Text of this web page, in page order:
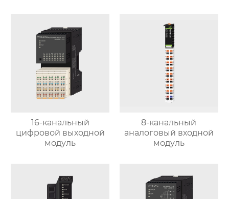
16-канальный
цифровой выходной
модуль
8-канальный
аналоговый входной
модуль